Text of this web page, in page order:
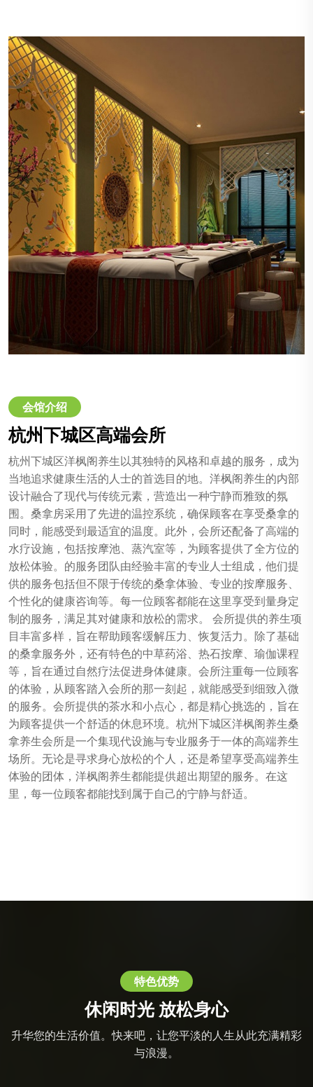
会馆介绍
杭州下城区高端会所
杭州下城区洋枫阁养生以其独特的风格和卓越的服务，成为
当地追求健康生活的人士的首选目的地。洋枫阁养生的内部
设计融合了现代与传统元素，营造出一种宁静而雅致的氛
围。桑拿房采用了先进的温控系统，确保顾客在享受桑拿的
同时，能感受到最适宜的温度。此外，会所还配备了高端的
水疗设施，包括按摩池、蒸汽室等，为顾客提供了全方位的
放松体验。的服务团队由经验丰富的专业人士组成，他们提
供的服务包括但不限于传统的桑拿体验、专业的按摩服务、
个性化的健康咨询等。每一位顾客都能在这里享受到量身定
制的服务，满足其对健康和放松的需求。 会所提供的养生项
目丰富多样，旨在帮助顾客缓解压力、恢复活力。除了基础
的桑拿服务外，还有特色的中草药浴、热石按摩、瑜伽课程
等，旨在通过自然疗法促进身体健康。会所注重每一位顾客
的体验，从顾客踏入会所的那一刻起，就能感受到细致入微
的服务。会所提供的茶水和小点心，都是精心挑选的，旨在
为顾客提供一个舒适的休息环境。杭州下城区洋枫阁养生桑
拿养生会所是一个集现代设施与专业服务于一体的高端养生
场所。无论是寻求身心放松的个人，还是希望享受高端养生
体验的团体，洋枫阁养生都能提供超出期望的服务。在这
里，每一位顾客都能找到属于自己的宁静与舒适。
特色优势
休闲时光 放松身心
升华您的生活价值。快来吧，让您平淡的人生从此充满精彩
与浪漫。